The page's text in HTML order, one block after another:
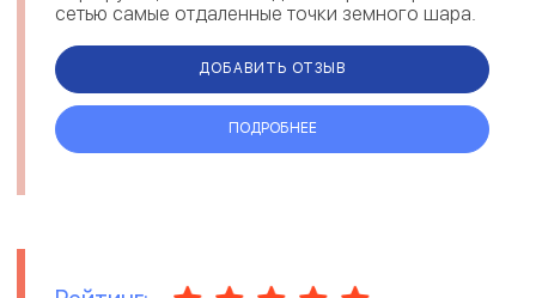
сетью самые отдаленные точки земного шара.
ДОБАВИТЬ ОТЗЫВ
ПОДРОБНЕЕ